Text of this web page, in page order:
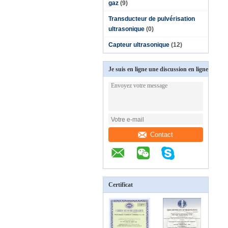
gaz (9)
Transducteur de pulvérisation
ultrasonique (0)
Capteur ultrasonique (12)
Je suis en ligne une discussion en ligne
Contact
Certificat